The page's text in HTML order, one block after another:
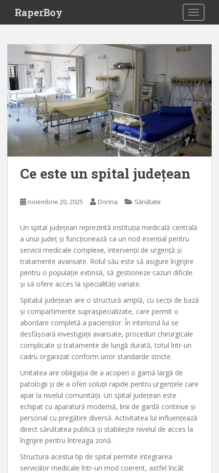
i
RaperBoy
Ce este un spital județean
noiembrie 20, 2025 Dorina Sănătate
Un spital județean reprezintă instituția medicală centrală
a unui județ și funcționează ca un nod esențial pentru
servicii medicale complexe, intervenții de urgență și
tratamente avansate. Rolul său este să asigure îngrijire
pentru o populație extinsă, să gestioneze cazuri dificile
și să ofere acces la specialități variate.
Spitalul județean are o structură amplă, cu secții de bază
și compartimente supraspecializate, care permit o
abordare completă a pacienților. În interiorul lui se
desfășoară investigații avansate, proceduri chirurgicale
complicate și tratamente de lungă durată, totul într-un
cadru organizat conform unor standarde stricte.
Unitatea are obligația de a acoperi o gamă largă de
patologii și de a oferi soluții rapide pentru urgențele care
apar la nivelul comunității. Un spital județean este
echipat cu aparatură modernă, linii de gardă continue și
personal cu pregătire diversă. Activitatea lui influențează
direct sănătatea publică și stabilește nivelul de acces la
îngrijire pentru întreaga zonă.
Structura acestui tip de spital permite integrarea
serviciilor medicale într-un mod coerent, astfel încât